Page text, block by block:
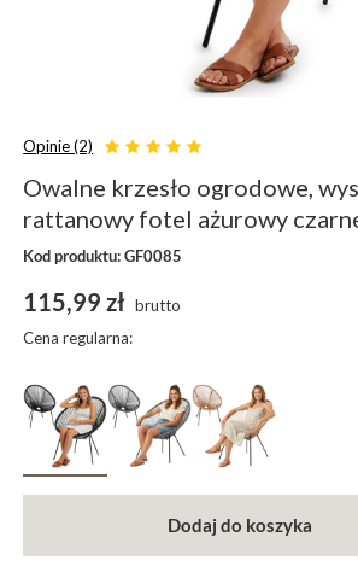
Opinie (2)
Owalne krzesło ogrodowe,
rattanowy fotel ażurowy
Kod produktu: GF0085
115,99 zł brutto
Cena regularna:
Dodaj do koszyka